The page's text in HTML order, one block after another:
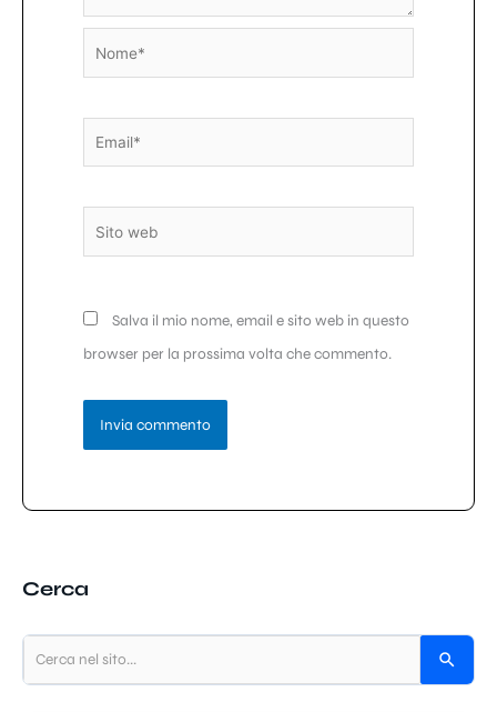
Email*
web
Salva il mio nome, email e sito web in questo
browser per la prossima volta che commento.
Cerca